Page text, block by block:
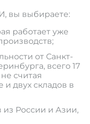
вы выбираете:
работает уже
от Санкт-
всего 17
считая
двух складов в
из России и Азии,